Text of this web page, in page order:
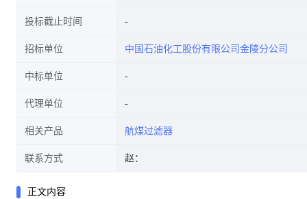
投标截止时间
招标单位 中国石油化工股份有限公司金陵分公司
中标单位
代理单位
相关产品 航煤过滤器
联系方式 赵：
正文内容